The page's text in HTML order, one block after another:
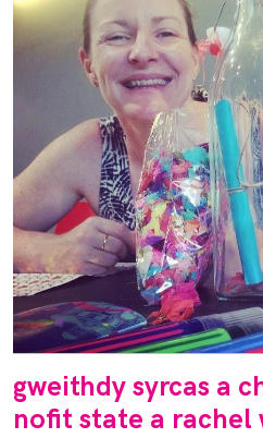
gweithdy syrcas a
nofit state a rachel